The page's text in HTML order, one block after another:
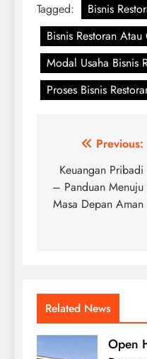
Tagged:
Bisnis
Bisnis Restoran Atau
Modal Usaha Bisnis
Proses Bisnis
Post
navigation
Previous:
Keuangan Pribadi
– Panduan Menuju
Masa Depan Aman
Related News
Open